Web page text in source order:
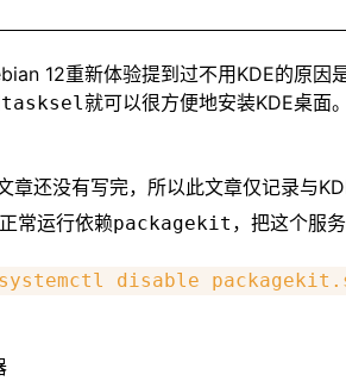
器
面
12重新体验提到过不用KDE的原因
tasksel 就可以很方便地安装KDE桌面。
章还没有写完，所以此文章仅记录与
常运行依赖packagekit ，把这个服
disable